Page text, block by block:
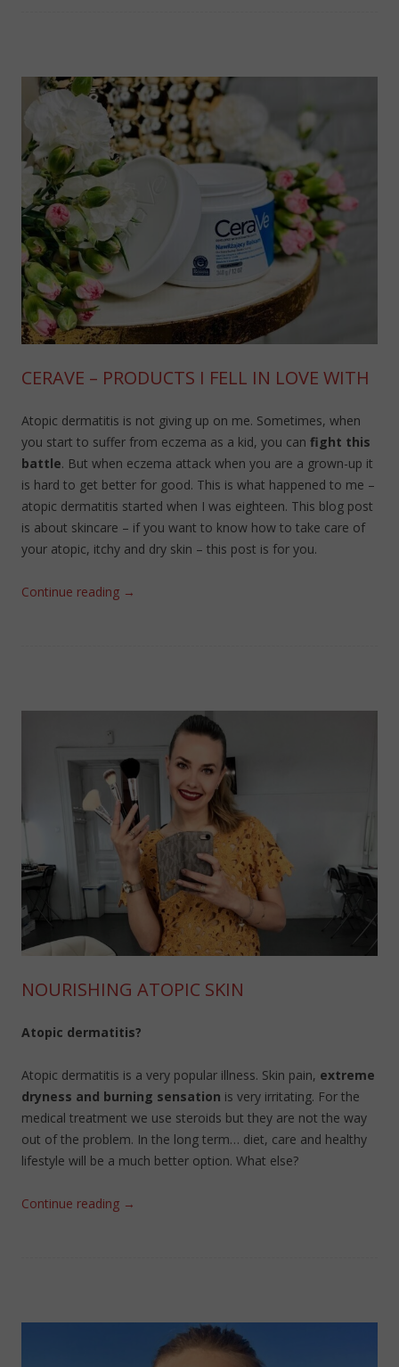
CERAVE – PRODUCTS I FELL IN LOVE WITH
Atopic dermatitis is not giving up on me. Sometimes, when
you start to suffer from eczema as a kid, you can fight this
battle. But when eczema attack when you are a grown-up it
is hard to get better for good. This is what happened to me –
atopic dermatitis started when I was eighteen. This blog post
is about skincare – if you want to know how to take care of
your atopic, itchy and dry skin – this post is for you.
Continue reading →
NOURISHING ATOPIC SKIN
Atopic dermatitis?
Atopic dermatitis is a very popular illness. Skin pain, extreme
dryness and burning sensation is very irritating. For the
medical treatment we use steroids but they are not the way
out of the problem. In the long term… diet, care and healthy
lifestyle will be a much better option. What else?
Continue reading →